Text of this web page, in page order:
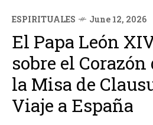
ESPIRITUALES June 12, 2026
El Papa León
sobre el Corazón
la Misa de
Viaje a España